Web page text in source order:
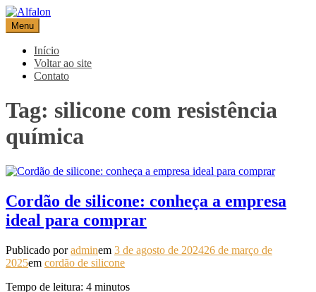
Pular
para
o
conteúdo
Alfalon
comércio e serviços pertinentes aos produtos de embalagens
Menu
Início
Voltar ao site
Contato
Tag: silicone com resistência
química
Cordão de silicone: conheça a empresa
ideal para comprar
Publicado poradminem 3 de agosto de 202426 de março de
2025em cordão de silicone
Tempo de leitura: 4 minutos